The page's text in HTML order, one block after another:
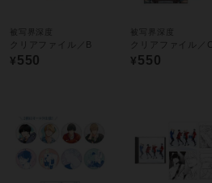
被写界深度
クリアファイル／B
¥550
被写界深度
クリアファイル／C
¥550